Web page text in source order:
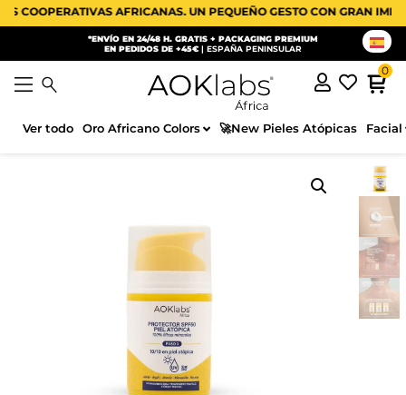
AFRICANAS. UN PEQUEÑO GESTO CON GRAN
*ENVÍO EN 24/48 H. GRATIS + PACKAGING PREMIUM
EN PEDIDOS DE +45€| ESPAÑA PENINSULAR
Ver todo Oro Africano Colors 🚀New Pieles Atópicas Facial